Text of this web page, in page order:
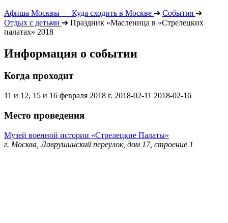
Афиша Москвы — Куда сходить в Москве ➔ События ➔
Отдых с детьми ➔ Праздник «Масленица в «Стрелецких
палатах» 2018
Информация о событии
Когда проходит
11 и 12, 15 и 16 февраля 2018 г. 2018-02-11 2018-02-16
Место проведения
Музей военной истории «Стрелецкие Палаты»
г. Москва, Лаврушинский переулок, дом 17, строение 1